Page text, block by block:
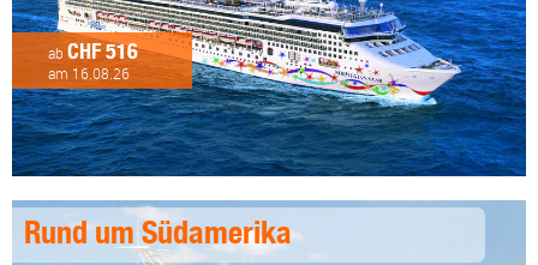
ab CHF 516
am 16.08.26
Rund um Südamerika